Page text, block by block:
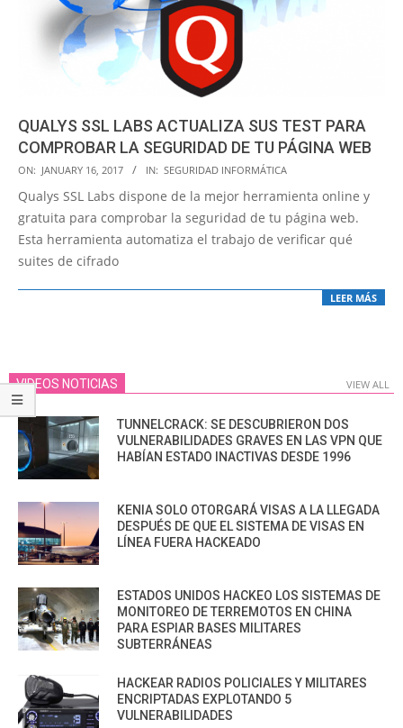
QUALYS SSL LABS ACTUALIZA SUS TEST PARA
COMPROBAR LA SEGURIDAD DE TU PÁGINA WEB
2017-
01-
16
ON: JANUARY 16, 2017 IN: SEGURIDAD INFORMÁTICA
Qualys SSL Labs dispone de la mejor herramienta online y
gratuita para comprobar la seguridad de tu página web.
Esta herramienta automatiza el trabajo de verificar qué
suites de cifrado
LEER MÁS
VIDEOS NOTICIAS VIEW ALL
TUNNELCRACK: SE DESCUBRIERON DOS
VULNERABILIDADES GRAVES EN LAS VPN QUE
HABÍAN ESTADO INACTIVAS DESDE 1996
KENIA SOLO OTORGARÁ VISAS A LA LLEGADA
DESPUÉS DE QUE EL SISTEMA DE VISAS EN
LÍNEA FUERA HACKEADO
ESTADOS UNIDOS HACKEO LOS SISTEMAS DE
MONITOREO DE TERREMOTOS EN CHINA
PARA ESPIAR BASES MILITARES
SUBTERRÁNEAS
HACKEAR RADIOS POLICIALES Y MILITARES
ENCRIPTADAS EXPLOTANDO 5
VULNERABILIDADES